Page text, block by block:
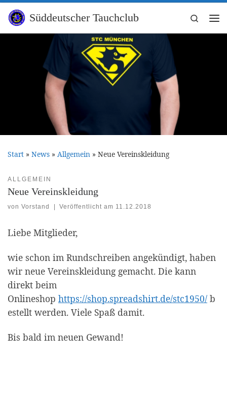
Zum Inhalt springen
Süddeutscher Tauchclub
Search
Start » News » Allgemein » Neue Vereinskleidung
ALLGEMEIN
Neue Vereinskleidung
von Vorstand Veröffentlicht am 11.12.2018
Liebe Mitglieder,
wie schon im Rundschreiben angekündigt, haben
wir neue Vereinskleidung gemacht. Die kann
direkt beim
Onlineshop https://shop.spreadshirt.de/stc1950/ b
estellt werden. Viele Spaß damit.
Bis bald im neuen Gewand!